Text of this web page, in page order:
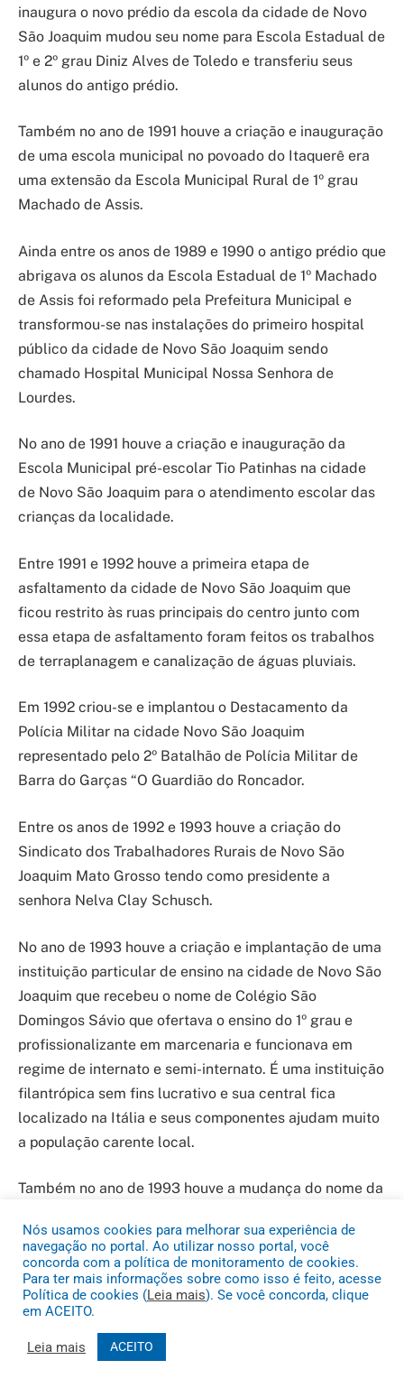
inaugura o novo prédio da escola da cidade de Novo
São Joaquim mudou seu nome para Escola Estadual de
1º e 2º grau Diniz Alves de Toledo e transferiu seus
alunos do antigo prédio.
Também no ano de 1991 houve a criação e inauguração
de uma escola municipal no povoado do Itaquerê era
uma extensão da Escola Municipal Rural de 1º grau
Machado de Assis.
Ainda entre os anos de 1989 e 1990 o antigo prédio que
abrigava os alunos da Escola Estadual de 1º Machado
de Assis foi reformado pela Prefeitura Municipal e
transformou-se nas instalações do primeiro hospital
público da cidade de Novo São Joaquim sendo
chamado Hospital Municipal Nossa Senhora de
Lourdes.
No ano de 1991 houve a criação e inauguração da
Escola Municipal pré-escolar Tio Patinhas na cidade
de Novo São Joaquim para o atendimento escolar das
crianças da localidade.
Entre 1991 e 1992 houve a primeira etapa de
asfaltamento da cidade de Novo São Joaquim que
ficou restrito às ruas principais do centro junto com
essa etapa de asfaltamento foram feitos os trabalhos
de terraplanagem e canalização de águas pluviais.
Em 1992 criou-se e implantou o Destacamento da
Polícia Militar na cidade Novo São Joaquim
representado pelo 2º Batalhão de Polícia Militar de
Barra do Garças “O Guardião do Roncador.
Entre os anos de 1992 e 1993 houve a criação do
Sindicato dos Trabalhadores Rurais de Novo São
Joaquim Mato Grosso tendo como presidente a
senhora Nelva Clay Schusch.
No ano de 1993 houve a criação e implantação de uma
instituição particular de ensino na cidade de Novo São
Joaquim que recebeu o nome de Colégio São
Domingos Sávio que ofertava o ensino do 1º grau e
profissionalizante em marcenaria e funcionava em
regime de internato e semi-internato. É uma instituição
filantrópica sem fins lucrativo e sua central fica
localizado na Itália e seus componentes ajudam muito
a população carente local.
Também no ano de 1993 houve a mudança do nome da
Municipal de 1º Grau Domingos Azzolini.
Em 1994 montou-se mais um posto de combustível na
cidade de Novo São Joaquim, o posto tatu de
propriedade do Senhor Cleuber Borges na saída para
Campinápolis e Nova Xavantina. Neste mesmo ano
Nós usamos cookies para melhorar sua experiência de
navegação no portal. Ao utilizar nosso portal, você
concorda com a política de monitoramento de cookies.
Para ter mais informações sobre como isso é feito, acesse
Política de cookies (Leia mais). Se você concorda, clique
em ACEITO.
Leia mais ACEITO